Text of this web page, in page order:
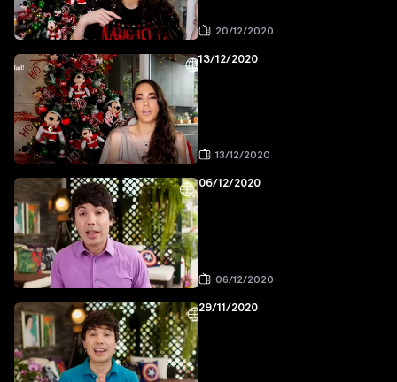
20/12/2020
13/12/2020
13/12/2020
06/12/2020
06/12/2020
29/11/2020